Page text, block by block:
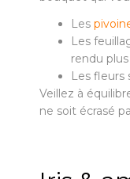
Les
Les
rendu
Les fleurs
Veillez à
ne soit écrasé